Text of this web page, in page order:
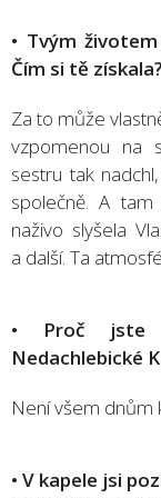
• Tvým
Čím si tě získala?
Za to může
vzpomenou na
sestru tak
společně. A
naživo slyšela
a další. Ta
• Proč jste
Nedachlebické
Není všem dnům
• V kapele jsi